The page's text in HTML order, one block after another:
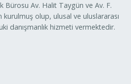
Bürosu Av. Halit Taygün ve Av. F.
olup, ulusal ve uluslararası
danışmanlık hizmeti vermektedir.